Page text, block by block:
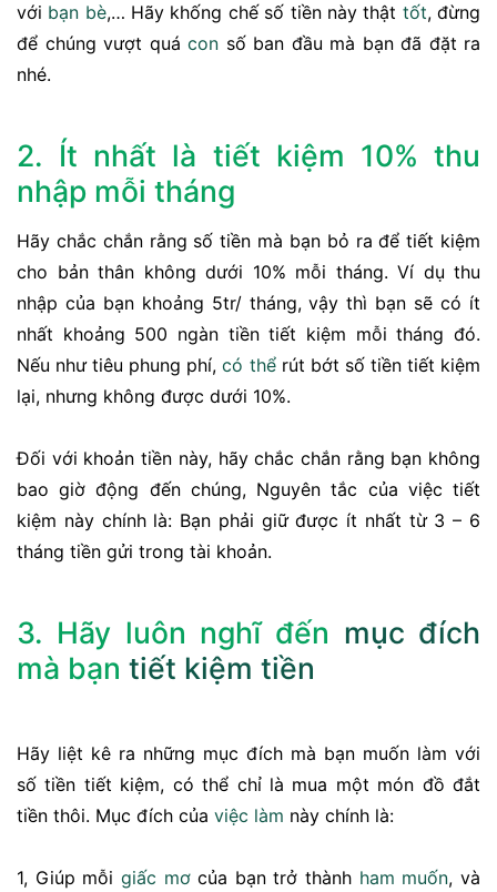
với bạn bè,… Hãy khống chế số tiền này thật tốt, đừng
để chúng vượt quá con số ban đầu mà bạn đã đặt ra
nhé.
2. Ít nhất là tiết kiệm 10% thu
nhập mỗi tháng
Hãy chắc chắn rằng số tiền mà bạn bỏ ra để tiết kiệm
cho bản thân không dưới 10% mỗi tháng. Ví dụ thu
nhập của bạn khoảng 5tr/ tháng, vậy thì bạn sẽ có ít
nhất khoảng 500 ngàn tiền tiết kiệm mỗi tháng đó.
Nếu như tiêu phung phí,có thểrút bớt số tiền tiết kiệm
lại, nhưng không được dưới 10%.
Đối với khoản tiền này, hãy chắc chắn rằng bạn không
bao giờ động đến chúng, Nguyên tắc của việc tiết
kiệm này chính là: Bạn phải giữ được ít nhất từ 3 – 6
tháng tiền gửi trong tài khoản.
3. Hãy luôn nghĩ đến mục đích
mà bạn tiết kiệm tiền
Hãy liệt kê ra những mục đích mà bạn muốn làm với
số tiền tiết kiệm, có thể chỉ là mua một món đồ đắt
tiền thôi. Mục đích của việc làm này chính là:
1, Giúp mỗi giấc mơcủa bạn trở thành ham muốn, và